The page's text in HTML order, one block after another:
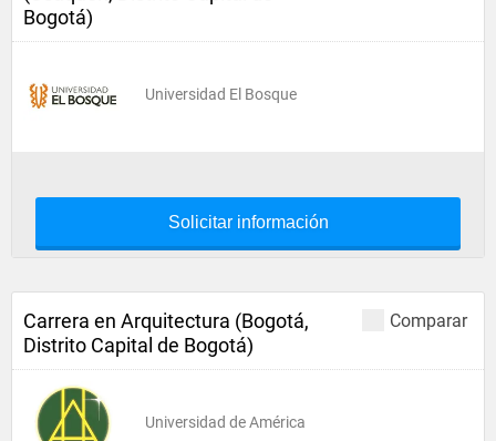
Bogotá)
Universidad El Bosque
Solicitar información
Comparar
Carrera en Arquitectura (Bogotá,
Distrito Capital de Bogotá)
Universidad de América